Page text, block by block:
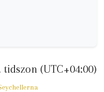
(UTC+04:00)